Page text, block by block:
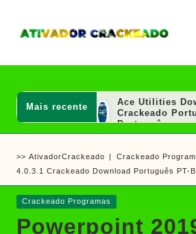
content
ti
a
d
r
e
r
a
k
e
a
d
completo
sobre
e
software
jogos
Mais recente
Ace Utilities
Crackeado
Português
AutoCAD 2020
Grátis |
SOLIDWORKS
Crackeado 64
Ativador
Download
| Ativador
>> AtivadorCrackeado | Crackeado
4.0.3.1 Crackeado Download Português PT-
Posted
Crackeado Programas
Powerpoint